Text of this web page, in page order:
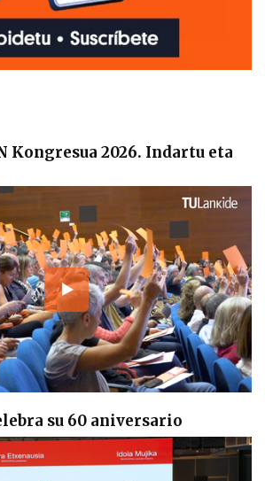
Kongresua 2026. Indartu eta
su 60 aniversario